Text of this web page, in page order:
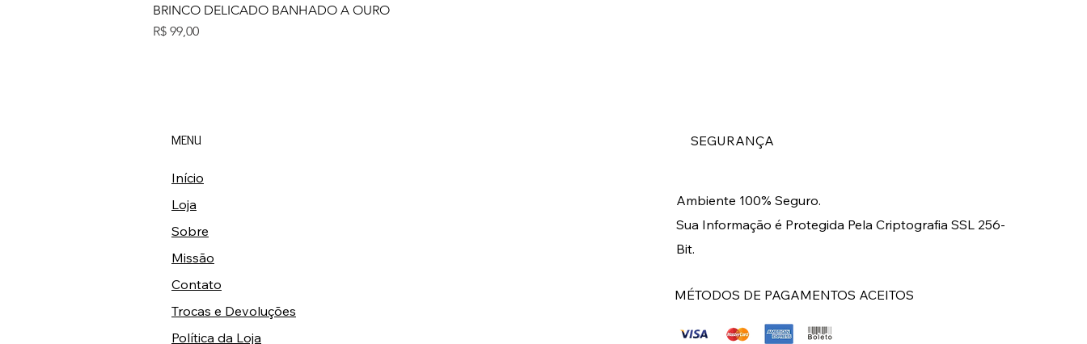
BRINCO DELICADO BANHADO A OURO
Preço
R$ 99,00
MENU
Início
Loja
Sobre
Missão
Contato
Trocas e Devoluções
Política da Loja
SEGURANÇA
Ambiente 100% Seguro.
Sua Informação é Protegida Pela Criptografia SSL 256-
Bit.
MÉTODOS DE PAGAMENTOS ACEITOS